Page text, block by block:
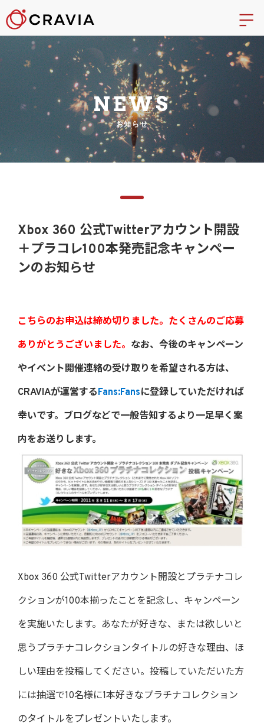
NEWS
お知らせ
Xbox 360 公式Twitterアカウント開設
＋プラコレ100本発売記念キャンペー
ンのお知らせ
こちらのお申込は締め切りました。たくさんのご応募
ありがとうございました。 なお、今後のキャンペーン
やイベント開催連絡の受け取りを希望される方は、
CRAVIAが運営するFans:Fansに登録していただければ
幸いです。ブログなどで一般告知するより一足早く案
内をお送りします。
Xbox 360 公式Twitterアカウント開設とプラチナコレ
クションが100本揃ったことを記念し、キャンペーン
を実施いたします。あなたが好きな、または欲しいと
思うプラチナコレクションタイトルの好きな理由、ほ
しい理由を投稿してください。投稿していただいた方
には抽選で10名様に1本好きなプラチナコレクション
のタイトルをプレゼントいたします。